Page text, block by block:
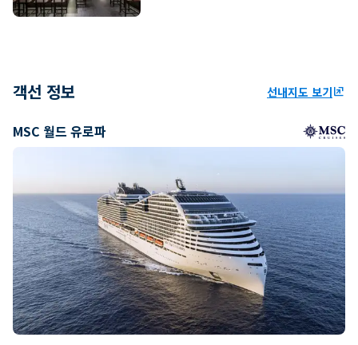
객선 정보 선내지도 보기ungroup
MSC 월드 유로파